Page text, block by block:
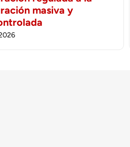
masiva y